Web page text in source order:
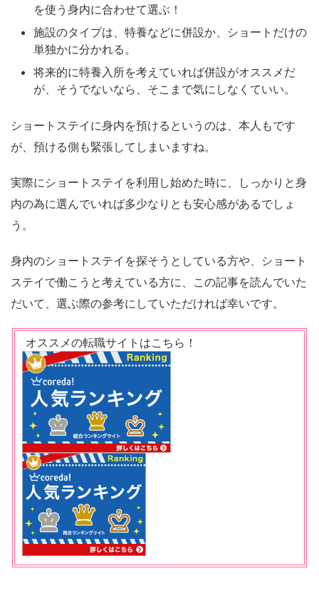
を使う身内に合わせて選ぶ！
施設のタイプは、特養などに併設か、ショートだけの
単独かに分かれる。
将来的に特養入所を考えていれば併設がオススメだ
が、そうでないなら、そこまで気にしなくていい。
ショートステイに身内を預けるというのは、本人もです
が、預ける側も緊張してしまいますね。
実際にショートステイを利用し始めた時に、しっかりと身
内の為に選んでいれば多少なりとも安心感があるでしょ
う。
身内のショートステイを探そうとしている方や、ショート
ステイで働こうと考えている方に、この記事を読んでいた
だいて、選ぶ際の参考にしていただければ幸いです。
オススメの転職サイトはこちら！